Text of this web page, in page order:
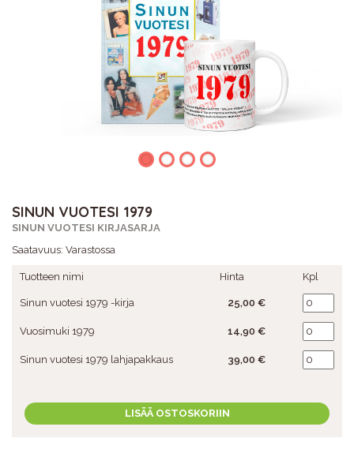
SINUN VUOTESI 1979
SINUN VUOTESI KIRJASARJA
Saatavuus: Varastossa
Tuotteen nimi Hinta Kpl
Sinun vuotesi 1979 -kirja 25,00 €
Vuosimuki 1979 14,90 €
Sinun vuotesi 1979 lahjapakkaus 39,00 €
LISÄÄ OSTOSKORIIN